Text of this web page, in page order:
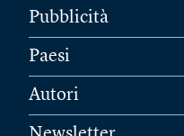
Pubblicità
Paesi
Autori